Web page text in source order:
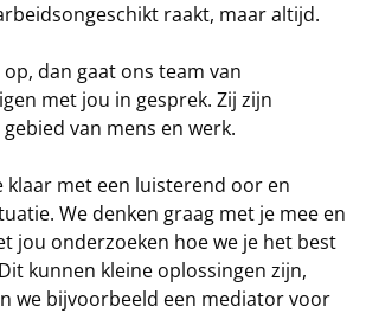
raakt, maar altijd.
dan gaat ons team van
met jou in gesprek. Zij zijn
van mens en werk.
klaar met een luisterend oor en
We denken graag met je mee en
jou onderzoeken hoe we je het best
kunnen kleine oplossingen zijn,
we bijvoorbeeld een mediator voor